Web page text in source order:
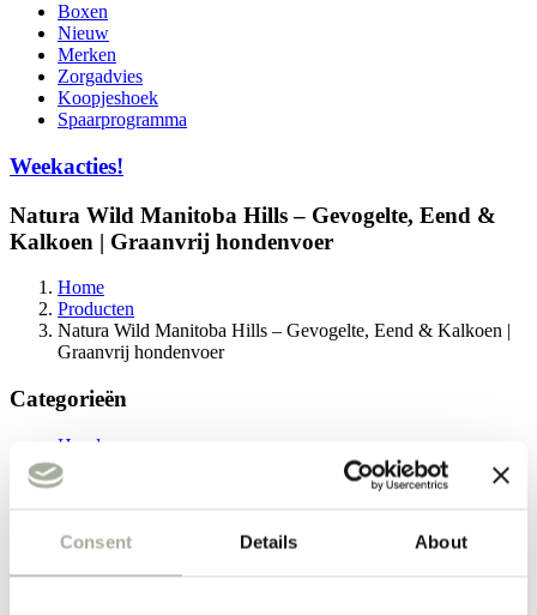
Consent Details About
Boxen
Nieuw
Merken
Zorgadvies
Koopjeshoek
Spaarprogramma
Weekacties!
Natura Wild Manitoba Hills – Gevogelte, Eend &
Kalkoen | Graanvrij hondenvoer
Home
Producten
Natura Wild Manitoba Hills – Gevogelte, Eend & Kalkoen |
Graanvrij hondenvoer
Categorieën
Hond
Halsbanden, riemen & tuigen
Honden speelgoed
Jachtsport